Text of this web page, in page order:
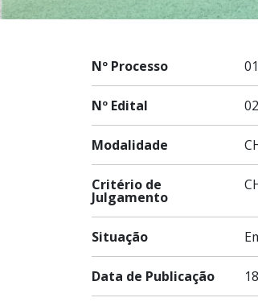
Nº Processo
Nº Edital
Modalidade
Critério de
Julgamento
Situação
Data de Publicação